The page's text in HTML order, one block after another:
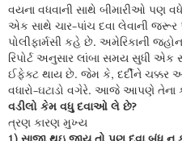
વયના વધવાની સાથે બીમારીઓ પણ
એક સાથે ચાર-પાંચ દવા લેવાની જરૂર
પોલીફાર્મસી કહે છે. અમેરિકાની
રિપોર્ટ અનુસાર લાંબા સમય સુધી
ઈફેક્ટ થાય છે. જેમ કે, દર્દીને ચક્કર
વધારો-ઘટાડો વગેરે. આજે આપણે તેના
વડીલો કેમ વધુ દવાઓ લે છે?
ત્રણ કારણ મુખ્ય